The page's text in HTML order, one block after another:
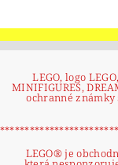
LEGO, logo
MINIFIGURES,
ochranné známky
LEGO® je